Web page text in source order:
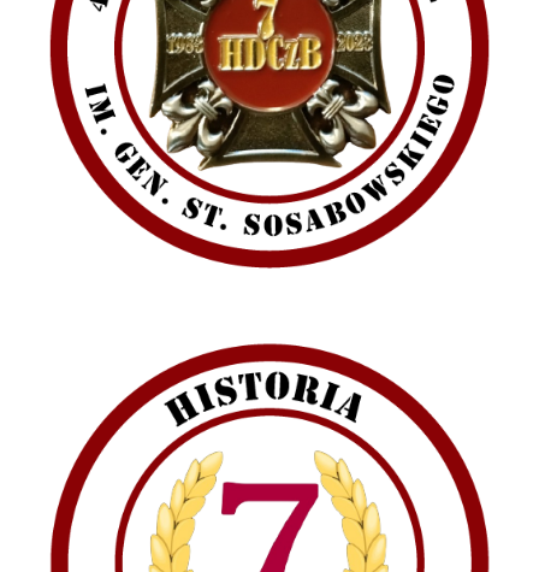
Emblematy (plakietki) i znaki drużyny
Dla harcerzy i rodziców
Ryngraf Pamiątkowy 7 HDCzB
Odznaka Honorowa 7 HDCzB
Nasze twarze
Galeria 2026
Multimedia
Kontakt